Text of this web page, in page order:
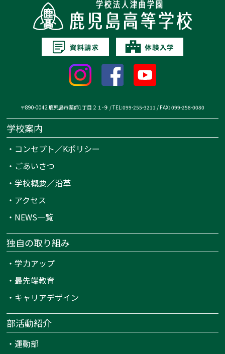
〒890-0042 鹿児島市薬師1丁目２１-９ / TEL:099-255-3211 / FAX: 099-258-0080
学校案内
・ コンセプト／Kポリシー
・ ごあいさつ
・学校概要／沿革
・ アクセス
・ NEWS一覧
独自の取り組み
・学力アップ
・最先端教育
・ キャリアデザイン
部活動紹介
・運動部